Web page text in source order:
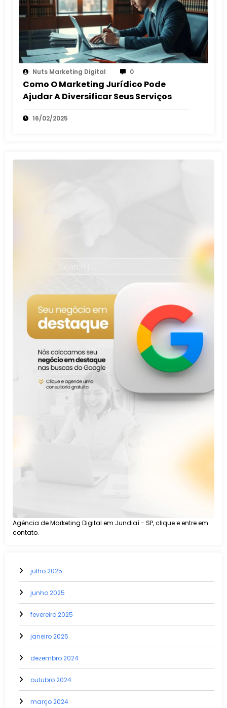
Nuts Marketing Digital 0
Como O Marketing Jurídico Pode
Ajudar A Diversificar Seus Serviços
16/02/2025
Agência de Marketing Digital em Jundiaí - SP, clique e entre em
contato.
julho 2025
junho 2025
fevereiro 2025
janeiro 2025
dezembro 2024
outubro 2024
março 2024